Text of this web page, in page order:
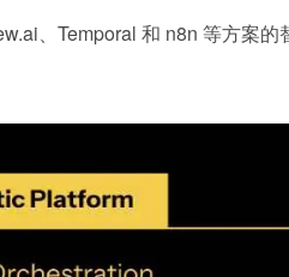
、Temporal 和 n8n 等方案